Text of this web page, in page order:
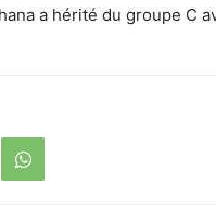
a hérité du groupe C